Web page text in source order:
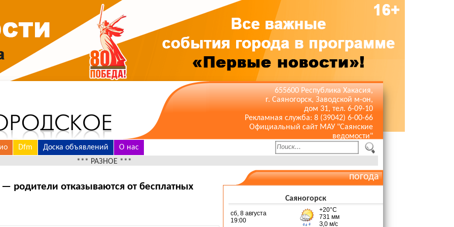
655600 Республика Хакасия,
г. Саяногорск, Заводской м-он,
дом 31, тел. 6-09-10
Рекламная служба: 8 (39042) 6-00-66
Официальный сайт МАУ "Саянские
ведомости"
Dfm Доска объявлений
О нас
*** РАЗНОЕ ***
родители отказываются от бесплатных
погода
Саяногорск